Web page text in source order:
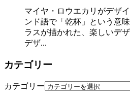
マイヤ・ロウエカリがデザ
ンド語で「乾杯」という意
ラスが描かれた、楽しいデ
デザ...
カテゴリー
カテゴリー